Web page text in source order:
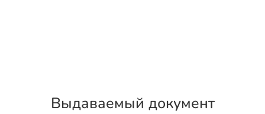
Выдаваемый документ